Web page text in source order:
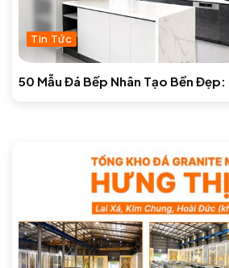
Tin Tức
50 Mẫu Đá Bếp Nhân Tạo Bền Đẹp: